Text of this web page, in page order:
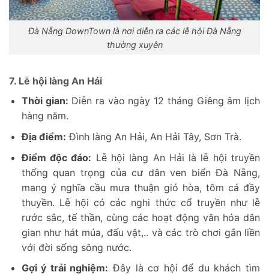
Đà Nẵng DownTown là nơi diễn ra các lễ hội Đà Nẵng
thường xuyên
7. Lễ hội làng An Hải
Thời gian: Diễn ra vào ngày 12 tháng Giêng âm lịch
hàng năm.
Địa điểm: Đình làng An Hải, An Hải Tây, Sơn Trà.
Điểm độc đáo: Lễ hội làng An Hải là lễ hội truyền
thống quan trọng của cư dân ven biển Đà Nẵng,
mang ý nghĩa cầu mưa thuận gió hòa, tôm cá đầy
thuyền. Lễ hội có các nghi thức cổ truyền như lễ
rước sắc, tế thần, cùng các hoạt động văn hóa dân
gian như hát múa, đấu vật,.. và các trò chơi gắn liền
với đời sống sông nước.
Gợi ý trải nghiệm: Đây là cơ hội để du khách tìm